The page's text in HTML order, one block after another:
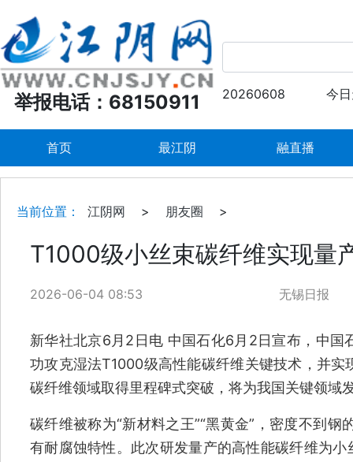
举报电话：68150911 20260608 今
首页 最江阴 融直播
当前位置： 江阴网 > 朋友圈 >
T1000级小丝束碳纤维实现量
2026-06-04 08:53 无锡日报
新华社北京6月2日电 中国石化6月2日宣布，中国
功攻克湿法T1000级高性能碳纤维关键技术，并
碳纤维领域取得里程碑式突破，将为我国关键领域
碳纤维被称为“新材料之王”“黑黄金”，密度不到
有耐腐蚀特性。此次研发量产的高性能碳纤维为